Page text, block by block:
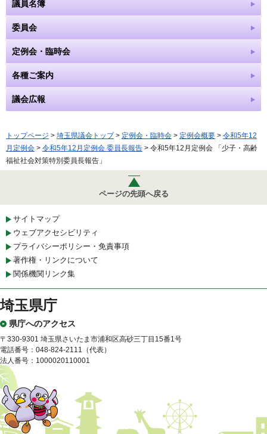
議員名簿
委員会
定例会・臨時会
各種ご案内
議会広報
トップページ > 埼玉県議会トップ> 定例会・臨時会 > 定例会概要 > 令和5年12
月定例会 > 令和5年12月定例会 委員長報告 > 令和5年12月定例会 「少子・高齢
福祉社会対策特別委員長報告」
ページの先頭へ戻る
サイトマップ
ウェブアクセシビリティ
プライバシーポリシー・免責事項
著作権・リンクについて
関係機関リンク集
埼玉県庁
県庁へのアクセス
〒330-9301 埼玉県さいたま市浦和区高砂三丁目15番1号
電話番号：048-824-2111（代表）
法人番号：1000020110001